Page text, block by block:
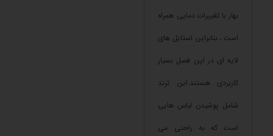
بهار با تغییرات دمایی همراه
است ، بنابراین استایل های
لایه ای در این فصل بسیار
کاربردی هستند.این ترند
شامل پوشیدن لباس هایی
است که به راحتی می